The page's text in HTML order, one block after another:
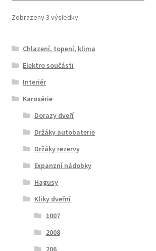
Zobrazeny 3 výsledkySeřazeno
Chlazení, topení, klima
Elektro součásti
Interiér
Karosérie
Dorazy dveří
Držáky autobaterie
Držáky rezervy
Expanzní nádobky
Hagusy
Kliky dveřní
1007
2008
206